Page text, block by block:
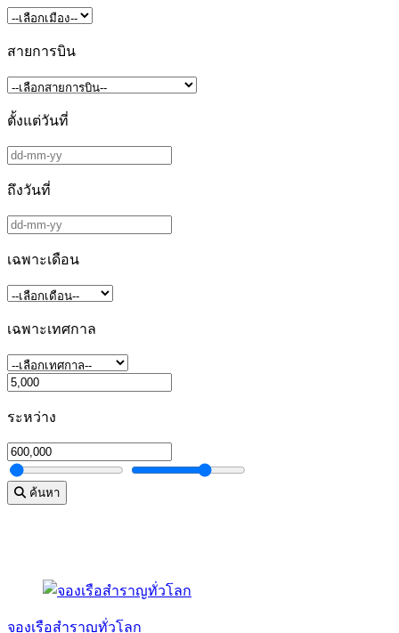
สายการบิน
ตั้งแต่วันที่
ถึงวันที่
เฉพาะเดือน
เฉพาะเทศกาล
ระหว่าง
ค้นหา
จองเรือสำราญทั่วโลก